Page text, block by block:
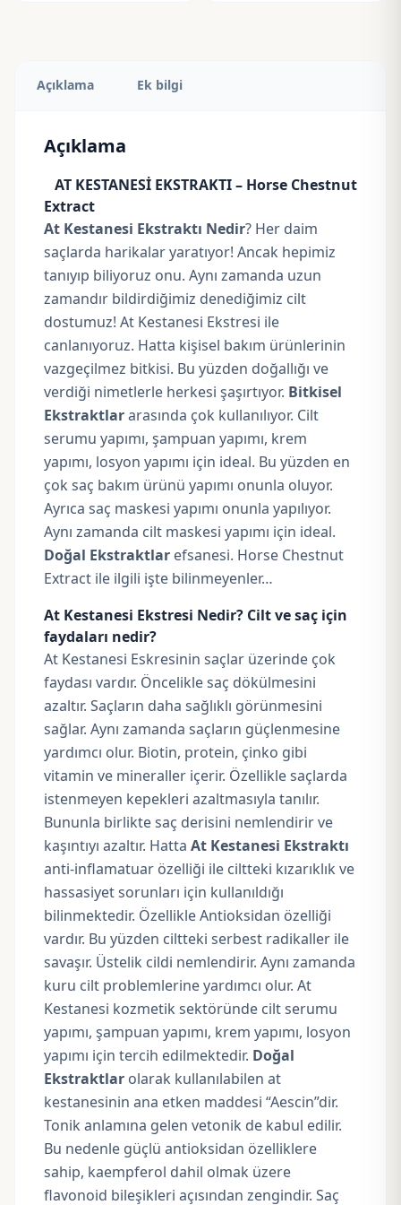
Açıklama Ek bilgi
Açıklama
AT KESTANESİ EKSTRAKTI – Horse Chestnut
Extract
At Kestanesi Ekstraktı Nedir? Her daim
saçlarda harikalar yaratıyor! Ancak hepimiz
tanıyıp biliyoruz onu. Aynı zamanda uzun
zamandır bildirdiğimiz denediğimiz cilt
dostumuz! At Kestanesi Ekstresi ile
canlanıyoruz. Hatta kişisel bakım ürünlerinin
vazgeçilmez bitkisi. Bu yüzden doğallığı ve
verdiği nimetlerle herkesi şaşırtıyor. Bitkisel
Ekstraktlararasında çok kullanılıyor. Cilt
serumu yapımı, şampuan yapımı, krem
yapımı, losyon yapımı için ideal. Bu yüzden en
çok saç bakım ürünü yapımı onunla oluyor.
Ayrıca saç maskesi yapımı onunla yapılıyor.
Aynı zamanda cilt maskesi yapımı için ideal.
Doğal Ekstraktlar efsanesi. Horse Chestnut
Extract ile ilgili işte bilinmeyenler…
At Kestanesi Ekstresi Nedir? Cilt ve saç için
faydaları nedir?
At Kestanesi Eskresinin saçlar üzerinde çok
faydası vardır. Öncelikle saç dökülmesini
azaltır. Saçların daha sağlıklı görünmesini
sağlar. Aynı zamanda saçların güçlenmesine
yardımcı olur. Biotin, protein, çinko gibi
vitamin ve mineraller içerir. Özellikle saçlarda
istenmeyen kepekleri azaltmasıyla tanılır.
Bununla birlikte saç derisini nemlendirir ve
kaşıntıyı azaltır. Hatta At Kestanesi Ekstraktı
anti-inflamatuar özelliği ile ciltteki kızarıklık ve
hassasiyet sorunları için kullanıldığı
bilinmektedir. Özellikle Antioksidan özelliği
vardır. Bu yüzden ciltteki serbest radikaller ile
savaşır. Üstelik cildi nemlendirir. Aynı zamanda
kuru cilt problemlerine yardımcı olur. At
Kestanesi kozmetik sektöründe cilt serumu
yapımı, şampuan yapımı, krem yapımı, losyon
yapımı için tercih edilmektedir. Doğal
Ekstraktlar olarak kullanılabilen at
kestanesinin ana etken maddesi “Aescin”dir.
Tonik anlamına gelen vetonik de kabul edilir.
Bu nedenle güçlü antioksidan özelliklere
sahip, kaempferol dahil olmak üzere
flavonoid bileşikleri açısından zengindir. Saç